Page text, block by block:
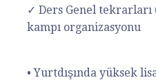
✓ Ders Genel tekrarları
kampı organizasyonu
• Yurtdışında yüksek